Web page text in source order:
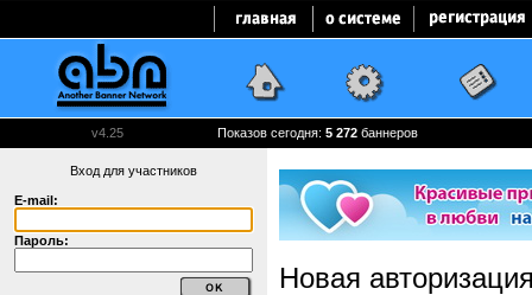
v4.25 Показов сегодня: 5 272 баннеров
Вход для участников
E-mail:
Пароль:
Новая